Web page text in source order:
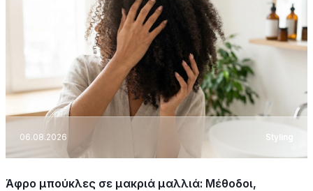
06.08.2026 Styling
Άφρο μπούκλες σε μακριά μαλλιά: Μέθοδοι,